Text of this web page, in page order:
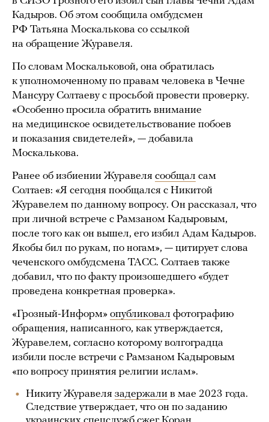
Кадыров. Об этом сообщила омбудсмен
РФ Татьяна Москалькова со ссылкой
на обращение Журавеля.
По словам Москальковой, она обратилась
к уполномоченному по правам человека в Чечне
Мансуру Солтаеву с просьбой провести проверку.
«Особенно просила обратить внимание
на медицинское освидетельствование побоев
и показания свидетелей», — добавила
Москалькова.
Ранее об избиении Журавеля сообщал сам
Солтаев: «Я сегодня пообщался с Никитой
Журавелем по данному вопросу. Он рассказал, что
при личной встрече с Рамзаном Кадыровым,
после того как он вышел, его избил Адам Кадыров.
Якобы бил по рукам, по ногам», — цитирует слова
чеченского омбудсмена ТАСС. Солтаев также
добавил, что по факту произошедшего «будет
проведена конкретная проверка».
«Грозный-Информ» опубликовал фотографию
обращения, написанного, как утверждается,
Журавелем, согласно которому волгоградца
избили после встречи с Рамзаном Кадыровым
«по вопросу принятия религии ислам».
Никиту Журавеля задержали в мае 2023 года.
Следствие утверждает, что он по заданию